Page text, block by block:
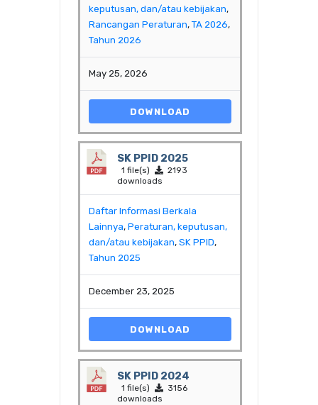
keputusan, dan/atau kebijakan,
Rancangan Peraturan, TA 2026,
Tahun 2026
May 25, 2026
DOWNLOAD
SK PPID 2025
1 file(s)
2193
downloads
Daftar Informasi Berkala
Lainnya, Peraturan, keputusan,
dan/atau kebijakan, SK PPID,
Tahun 2025
December 23, 2025
DOWNLOAD
SK PPID 2024
1 file(s)
3156
downloads